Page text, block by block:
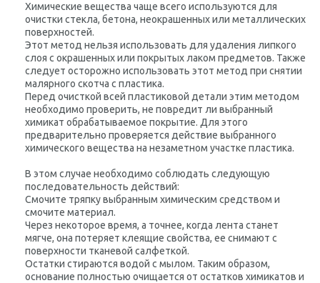
Химические вещества чаще всего используются для
очистки стекла, бетона, неокрашенных или металлических
поверхностей.
Этот метод нельзя использовать для удаления липкого
слоя с окрашенных или покрытых лаком предметов. Также
следует осторожно использовать этот метод при снятии
малярного скотча с пластика.
Перед очисткой всей пластиковой детали этим методом
необходимо проверить, не повредит ли выбранный
химикат обрабатываемое покрытие. Для этого
предварительно проверяется действие выбранного
химического вещества на незаметном участке пластика.
В этом случае необходимо соблюдать следующую
последовательность действий:
Смочите тряпку выбранным химическим средством и
смочите материал.
Через некоторое время, а точнее, когда лента станет
мягче, она потеряет клеящие свойства, ее снимают с
поверхности тканевой салфеткой.
Остатки стираются водой с мылом. Таким образом,
основание полностью очищается от остатков химикатов и